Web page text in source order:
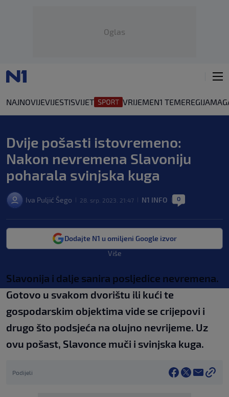
Oglas
NAJNOVIJEVIJESTISVIJET VRIJEMEN1 TEMEREGIJA
Dvije pošasti istovremeno:
Nakon nevremena Slavoniju
poharala svinjska kuga
Iva Puljić Šego 28. srp. 2023. 21:47 N1 INFO 0
Dodajte N1 u omiljeni Google izvor
Više
Slavonija i dalje sanira posljedice nevremena.
Gotovo u svakom dvorištu ili kući te
gospodarskim objektima vide se crijepovi i
drugo što podsjeća na olujno nevrijeme. Uz
ovu pošast, Slavonce muči i svinjska kuga.
Podijeli